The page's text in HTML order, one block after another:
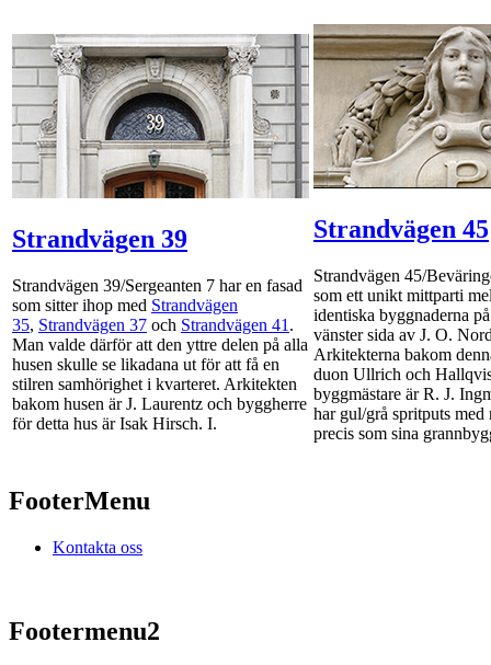
Strandvägen 39
Strandvägen 39/Sergeanten 7 har en fasad
som sitter ihop med Strandvägen
35, Strandvägen 37 och Strandvägen 41 .
Man valde därför att den yttre delen på alla
husen skulle se likadana ut för att få en
stilren samhörighet i kvarteret. Arkitekten
bakom husen är J. Laurentz och byggherre
för detta hus är Isak Hirsch. I.
Strandvägen 45
Strandvägen 45/
som ett unikt mittparti
identiska byggnaderna
vänster sida av J. O.
Arkitekterna bakom
duon Ullrich och
byggmästare är R. J.
har gul/grå spritputs med
precis som sina
FooterMenu
Kontakta oss
Footermenu2